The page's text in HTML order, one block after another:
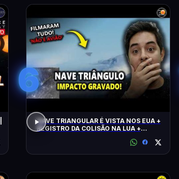
6
NAVE TRIANGULAR É VISTA NOS EUA +
REGISTRO DA COLISÃO NA LUA +